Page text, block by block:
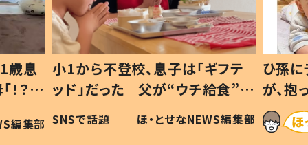
歳息
？」
編集部
小1から不登校、息子は「ギフテ
ッド」だった 父が“ウチ給食”を
作り続ける理由とは #令和の親
#令和の子
SNSで話題 ほ・とせなNEWS編集部
ひ孫
が、
「涙が
い」